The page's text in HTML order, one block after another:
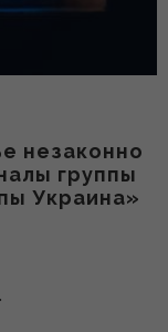
незаконно
группы
Украина»